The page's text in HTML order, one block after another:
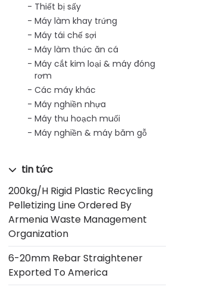
Thiết bị sấy
Máy làm khay trứng
Máy tái chế sợi
Máy làm thức ăn cá
Máy cắt kim loại & máy đóng
rơm
Các máy khác
Máy nghiền nhựa
Máy thu hoạch muối
Máy nghiền & máy băm gỗ
tin tức
200kg/h Rigid Plastic Recycling
Pelletizing Line Ordered By
Armenia Waste Management
Organization
6-20mm Rebar Straightener
Exported To America